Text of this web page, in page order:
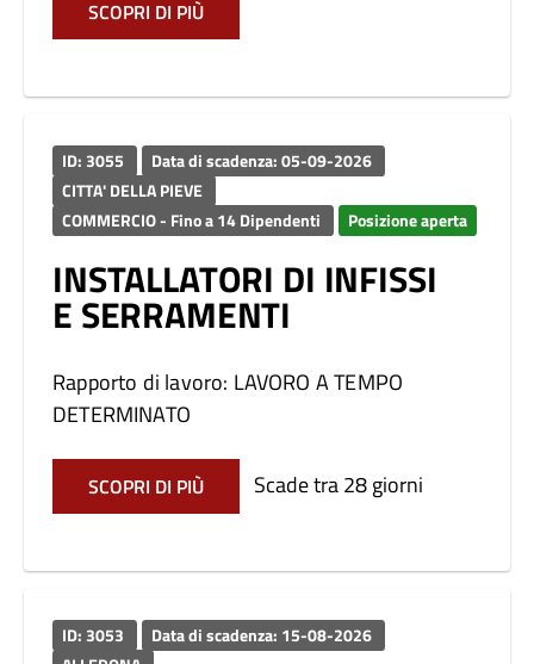
SCOPRI DI PIÙ
ID: 3055
Data di scadenza: 05-09-2026
CITTA' DELLA PIEVE
COMMERCIO - Fino a 14 Dipendenti
Posizione aperta
INSTALLATORI DI INFISSI
E SERRAMENTI
Rapporto di lavoro: LAVORO A TEMPO
DETERMINATO
SCOPRI DI PIÙ Scade tra 28 giorni
ID: 3053
Data di scadenza: 15-08-2026